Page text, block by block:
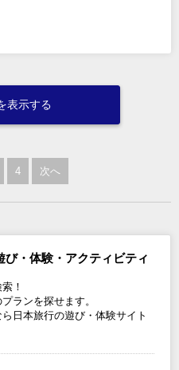
表示する
4 次へ
・体験・アクティビティ
！
ランを探せます。
日本旅行の遊び・体験サイト